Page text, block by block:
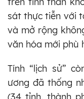
sát thực tiễn với
và mở rộng
văn hóa mới phù
Tính “lịch sử”
ương đã thống